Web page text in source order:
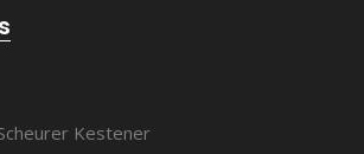
Kestener